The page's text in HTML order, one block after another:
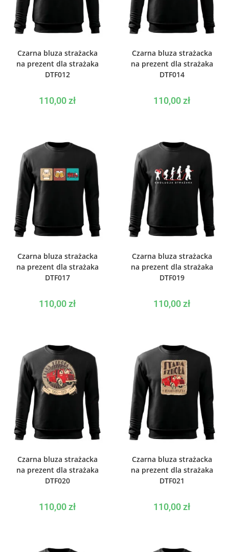
Czarna bluza strażacka
na prezent dla strażaka
DTF012
110,00zł
Czarna bluza strażacka
na prezent dla strażaka
DTF014
110,00zł
Czarna bluza strażacka
na prezent dla strażaka
DTF017
110,00zł
Czarna bluza strażacka
na prezent dla strażaka
DTF019
110,00zł
Czarna bluza strażacka
na prezent dla strażaka
DTF020
110,00zł
Czarna bluza strażacka
na prezent dla strażaka
DTF021
110,00zł